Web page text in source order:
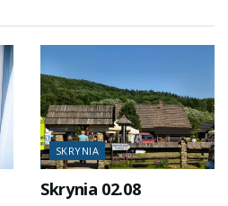
SKRYNIA
Skrynia 02.08